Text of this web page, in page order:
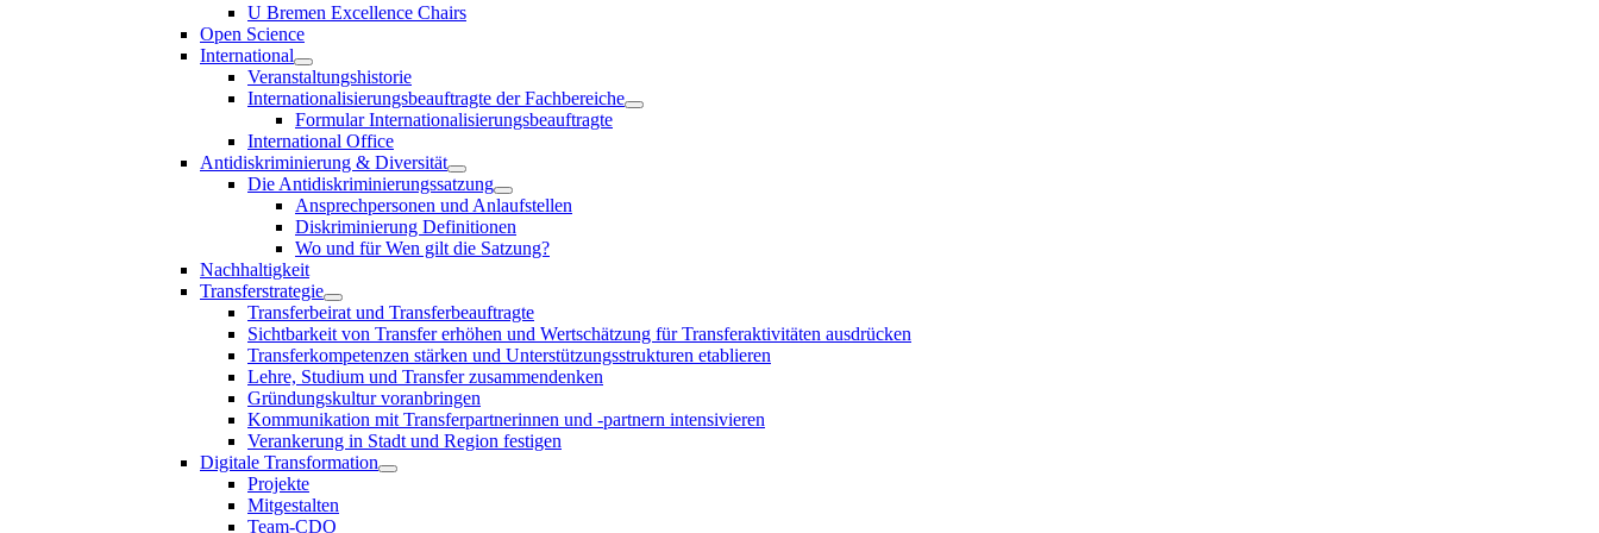
U Bremen Excellence Chairs
Open Science
International
Veranstaltungshistorie
Internationalisierungsbeauftragte der Fachbereiche
Formular Internationalisierungsbeauftragte
International Office
Antidiskriminierung & Diversität
Die Antidiskriminierungssatzung
Ansprechpersonen und Anlaufstellen
Diskriminierung Definitionen
Wo und für Wen gilt die Satzung?
Nachhaltigkeit
Transferstrategie
Transferbeirat und Transferbeauftragte
Sichtbarkeit von Transfer erhöhen und Wertschätzung für Transferaktivitäten ausdrücken
Transferkompetenzen stärken und Unterstützungsstrukturen etablieren
Lehre, Studium und Transfer zusammendenken
Gründungskultur voranbringen
Kommunikation mit Transferpartnerinnen und -partnern intensivieren
Verankerung in Stadt und Region festigen
Digitale Transformation
Projekte
Mitgestalten
Team-CDO